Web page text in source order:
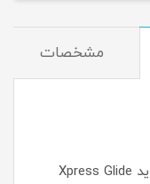
مشخصات
جنس کفه اتو : سرامیک اکسپرس گلاید Xpress Glide